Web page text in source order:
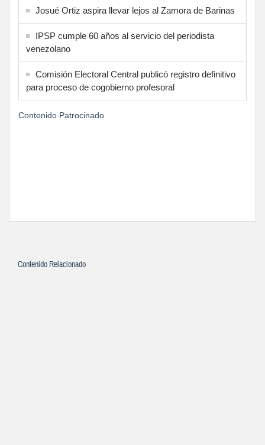
Josué Ortiz aspira llevar lejos al Zamora de Barinas
IPSP cumple 60 años al servicio del periodista
venezolano
Comisión Electoral Central publicó registro definitivo
para proceso de cogobierno profesoral
Contenido Patrocinado
Contenido Relacionado